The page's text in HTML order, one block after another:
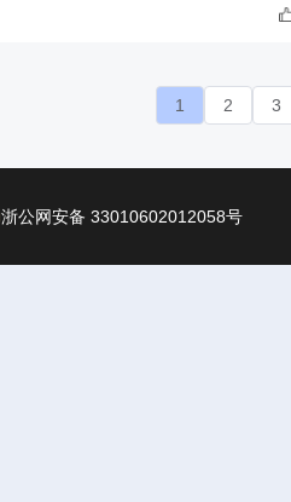
1 2 3
浙公网安备 33010602012058号